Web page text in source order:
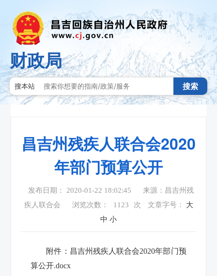
财政局
搜本站 搜索
昌吉州残疾人联合会2020
年部门预算公开
发布日期： 2020-01-22 18:02:45
来源：昌吉州残
疾人联合会
浏览次数： 1123 次 文章字号： 大
中 小
附件： 昌吉州残疾人联合会2020年部门预
算公开.docx